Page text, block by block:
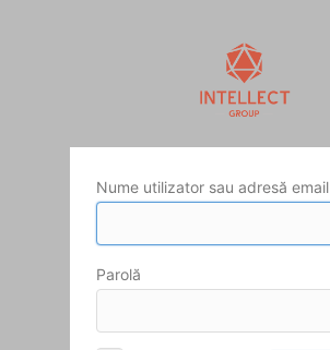
Nume utilizator sau adresă email
Parolă